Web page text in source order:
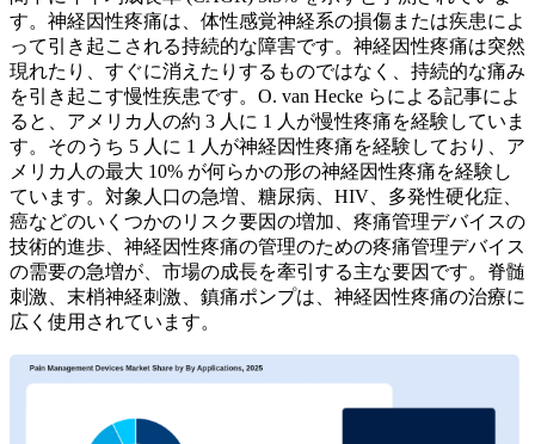
す。神経因性疼痛は、体性感覚神経系の損傷または疾患によ
って引き起こされる持続的な障害です。神経因性疼痛は突然
現れたり、すぐに消えたりするものではなく、持続的な痛み
を引き起こす慢性疾患です。O. van Hecke らによる記事によ
ると、アメリカ人の約 3 人に 1 人が慢性疼痛を経験していま
す。そのうち 5 人に 1 人が神経因性疼痛を経験しており、ア
メリカ人の最大 10% が何らかの形の神経因性疼痛を経験し
ています。対象人口の急増、糖尿病、HIV、多発性硬化症、
癌などのいくつかのリスク要因の増加、疼痛管理デバイスの
技術的進歩、神経因性疼痛の管理のための疼痛管理デバイス
の需要の急増が、市場の成長を牽引する主な要因です。脊髄
刺激、末梢神経刺激、鎮痛ポンプは、神経因性疼痛の治療に
広く使用されています。